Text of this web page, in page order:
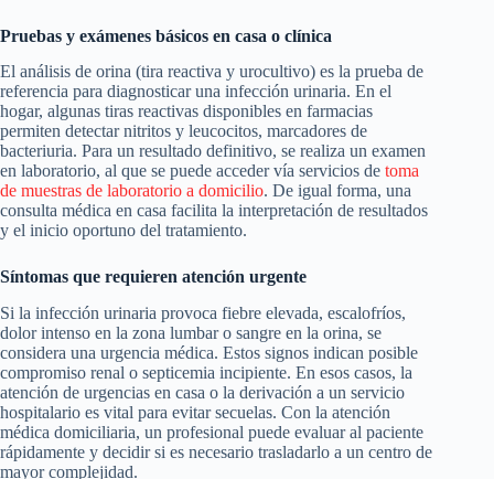
Pruebas y exámenes básicos en casa o clínica
El análisis de orina (tira reactiva y urocultivo) es la prueba de
referencia para diagnosticar una infección urinaria. En el
hogar, algunas tiras reactivas disponibles en farmacias
permiten detectar nitritos y leucocitos, marcadores de
bacteriuria. Para un resultado definitivo, se realiza un examen
en laboratorio, al que se puede acceder vía servicios de toma
de muestras de laboratorio a domicilio. De igual forma, una
consulta médica en casa facilita la interpretación de resultados
y el inicio oportuno del tratamiento.
Síntomas que requieren atención urgente
Si la infección urinaria provoca fiebre elevada, escalofríos,
dolor intenso en la zona lumbar o sangre en la orina, se
considera una urgencia médica. Estos signos indican posible
compromiso renal o septicemia incipiente. En esos casos, la
atención de urgencias en casa o la derivación a un servicio
hospitalario es vital para evitar secuelas. Con la atención
médica domiciliaria, un profesional puede evaluar al paciente
rápidamente y decidir si es necesario trasladarlo a un centro de
mayor complejidad.